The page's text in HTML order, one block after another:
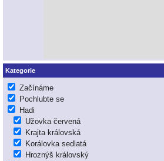
Kategorie
Začínáme
Pochlubte se
Hadi
Užovka červená
Krajta královská
Korálovka sedlatá
Hroznýš královský